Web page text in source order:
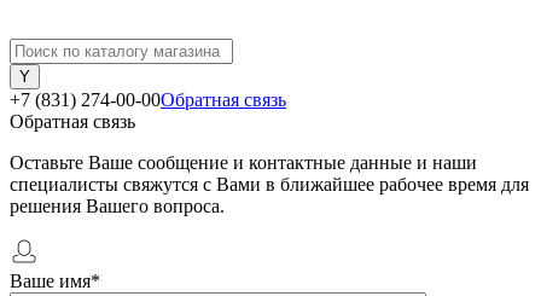
+7 (831) 274-00-00Обратная связь
Обратная связь
Оставьте Ваше сообщение и контактные данные и наши
специалисты свяжутся с Вами в ближайшее рабочее время для
решения Вашего вопроса.
Ваше имя*